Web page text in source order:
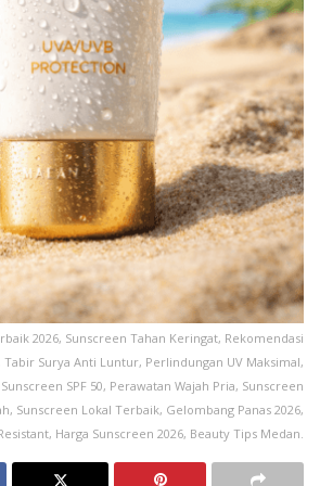
perlindungan data internasional
sebagai pedoman keamanan
akan etika teknologi akan
profesional Anda sekaligus
informasi oleh pihak-pihak
jawab di masa depan.
Adaptasi Teknologi
Depan
menguasai setiap aspek dalam
membuka pintu peluang karir
lebih luas bagi Anda. Jangan ragu
berbagai inovasi terbaru yang
di pasar teknologi global.
beradaptasi dengan perubahan
pemimpin di bidang yang Anda
2026, Sunscreen Tahan Keringat, Rekomendasi
Tabir Surya Anti Luntur, Perlindungan UV Maksimal,
SPF 50, Perawatan Wajah Pria, Sunscreen
Sunscreen Lokal Terbaik, Gelombang Panas 2026,
Harga Sunscreen 2026, Beauty Tips Medan.